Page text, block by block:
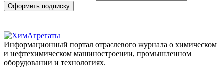
Оформить подписку
Информационный портал отраслевого журнала о химическом
и нефтехимическом машиностроении, промышленном
оборудовании и технологиях.